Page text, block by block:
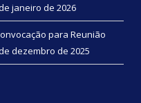
janeiro de 2026
para Reunião
dezembro de 2025